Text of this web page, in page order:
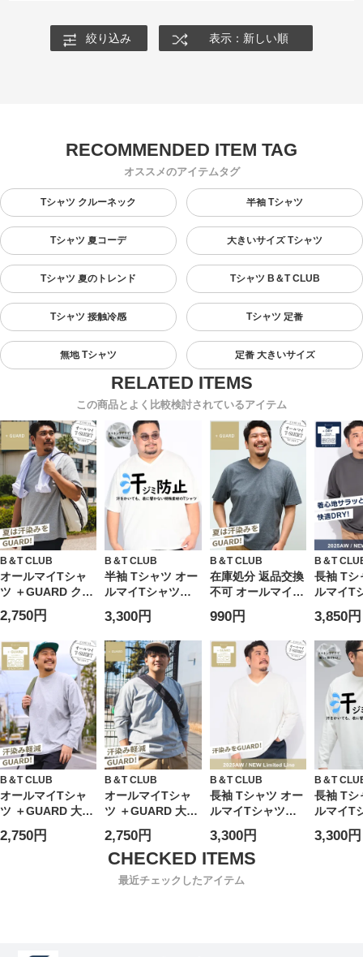
絞り込み 表示：新しい順
オススメのアイテムタグ
Tシャツ クルーネック 半袖 Tシャツ
Tシャツ 夏コーデ 大きいサイズ Tシャツ
Tシャツ 夏のトレンド Tシャツ B＆T CLUB
Tシャツ 接触冷感 Tシャツ 定番
無地 Tシャツ 定番 大きいサイズ
この商品とよく比較検討されているアイテム
B＆T CLUB
オールマイTシャ
ツ ＋GUARD クル
ーネック大きいサ
イズ メンズ B＆T
CLUB ビーアンド
ティークラブ 汗染
み軽減 半袖 無地T
シャツ 汗染み対策
汗ジミ軽減 肌着代
わりにも 綿100％
2,750円
B＆T CLUB
半袖 Tシャツ オー
ルマイTシャツ
GUARD 汗染み軽
減 無地 Vネック ト
ップス コットン
シンプル 春 夏 大
きいサイズ メンズ
3,300円
B＆T CLUB
在庫処分 返品交換
不可 オールマイT
シャツ ＋GUARD
Vネック 汗染み軽
減 半袖 無地Tシャ
ツ 汗染み対策 汗
ジミ軽減 肌着代わ
りにも 綿100％ 大
B＆T CLUB ビー
アンドティークラ
ブ
990円
B＆T
長袖 Tシ
ルマイT
+DRY
ク トッ
吸汗速乾
きいサ
3,850円
B＆T CLUB
オールマイTシャ
ツ ＋GUARD 大き
いサイズ メンズ B
＆T CLUB (ビーア
2,750円
B＆T CLUB
オールマイTシャ
ツ ＋GUARD 大き
いサイズ メンズ B
＆T CLUB (ビーア
ンドティークラブ)
汗染み軽減 汗染み
対策 綿100％ 無地
2,750円
B＆T CLUB
長袖 Tシャツ オー
ルマイTシャツ
+GUARD 汗染み軽
減 Vネック トップ
ス ロンT 厚手 タフ
大きいサイズ メン
ズ
3,300円
B＆T
長袖 Tシ
ルマイT
減 クル
3,300円
最近チェックしたアイテム